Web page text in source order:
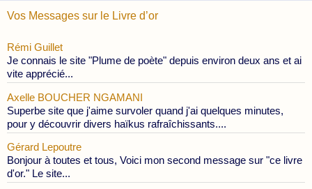
Vos Messages sur le Livre d’or
Rémi Guillet
Je connais le site "Plume de poète" depuis environ deux ans et ai
vite apprécié...
Axelle BOUCHER NGAMANI
Superbe site que j'aime survoler quand j'ai quelques minutes,
pour y découvrir divers haïkus rafraîchissants....
Gérard Lepoutre
Bonjour à toutes et tous, Voici mon second message sur "ce livre
d'or." Le site...